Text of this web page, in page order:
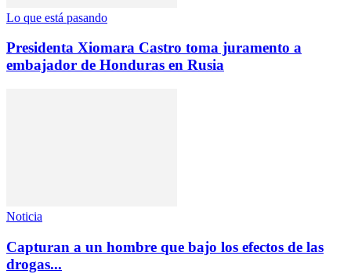
Lo que está pasando
Presidenta Xiomara Castro toma juramento a
embajador de Honduras en Rusia
Noticia
Capturan a un hombre que bajo los efectos de las
drogas...